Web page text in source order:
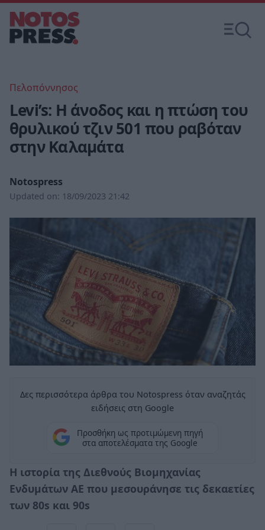
Πελοπόννησος
Levi’s: Η άνοδος και η πτώση του
θρυλικού τζιν 501 που ραβόταν
στην Καλαμάτα
Notospress
Updated on: 18/09/2023 21:42
Δες περισσότερα άρθρα του Notospress όταν αναζητάς
ειδήσεις στη Google
Προσθήκη ως προτιμώμενη πηγή
στα αποτελέσματα της Google
Η ιστορία της Διεθνούς Βιομηχανίας
Ενδυμάτων ΑΕ που μεσουράνησε τις δεκαετίες
των 80s και 90s